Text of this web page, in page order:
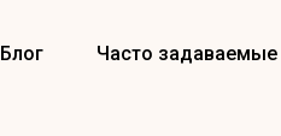
Блог Часто